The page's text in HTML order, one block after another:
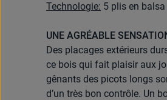
Technologie: 5 plis en
UNE AGRÉABLE
Des placages extérieurs
ce bois qui fait plaisir aux
gênants des picots longs
d’un très bon contrôle. Un